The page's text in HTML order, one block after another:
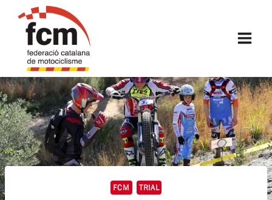
contingut
FCM TRIAL